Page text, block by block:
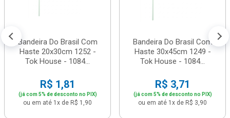
Bandeira Do Brasil Com
Haste 20x30cm 1252 -
Tok House - 1084...
R$ 1,81
(já com 5% de desconto no PIX)
ou em até 1x de R$ 1,90
Bandeira Do Brasil Com
Haste 30x45cm 1249 -
Tok House - 1084...
R$ 3,71
(já com 5% de desconto no PIX)
ou em até 1x de R$ 3,90